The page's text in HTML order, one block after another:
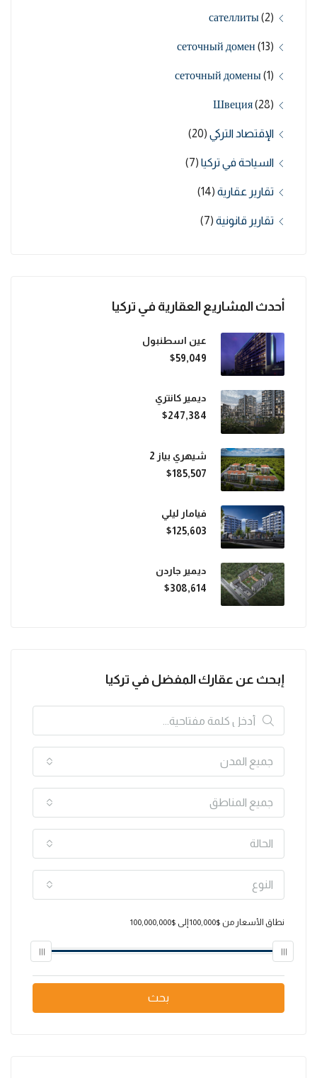
сателлиты(2)
сеточный домен (13)
сеточный домены(1)
Швеция(28)
الإقتصاد التركي (20)
السياحة في تركيا (7)
تقارير عقارية (14)
تقارير قانونية (7)
أحدث المشاريع العقارية في تركيا
عين اسطنبول
$59,049
ديمير كانتري
$247,384
شيهري بياز 2
$185,507
فيامار ليلي
$125,603
ديمير جاردن
$308,614
إبحث عن عقارك المفضل في تركيا
جميع المدن
جميع المناطق
الحالة
النوع
نطاق الأسعار من $100,000 إلى $100,000,000
بحث